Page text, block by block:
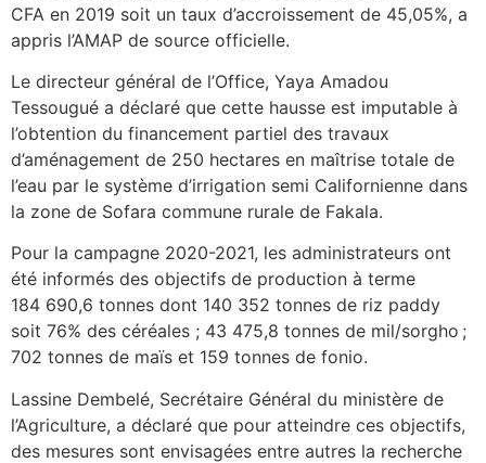
CFA en 2019 soit un taux d’accroissement de 45,05%, a
appris l’AMAP de source officielle.
Le directeur général de l’Office, Yaya Amadou
Tessougué a déclaré que cette hausse est imputable à
l’obtention du financement partiel des travaux
d’aménagement de 250 hectares en maîtrise totale de
l’eau par le système d’irrigation semi Californienne dans
la zone de Sofara commune rurale de Fakala.
Pour la campagne 2020-2021, les administrateurs ont
été informés des objectifs de production à terme
184 690,6 tonnes dont 140 352 tonnes de riz paddy
soit 76% des céréales ; 43 475,8 tonnes de mil/sorgho ;
702 tonnes de maïs et 159 tonnes de fonio.
Lassine Dembelé, Secrétaire Général du ministère de
l’Agriculture, a déclaré que pour atteindre ces objectifs,
des mesures sont envisagées entre autres la recherche